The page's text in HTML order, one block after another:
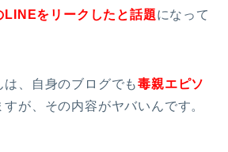
LINEをリークしたと話題になって
は、自身のブログでも毒親エピソ
すが、その内容がヤバいんです。